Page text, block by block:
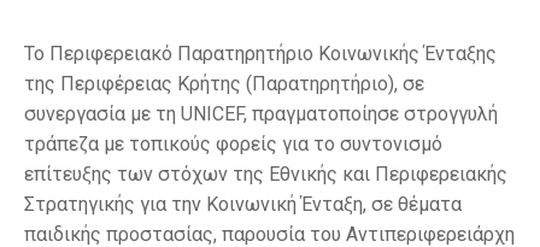
Το Περιφερειακό Παρατηρητήριο Κοινωνικής Ένταξης
της Περιφέρειας Κρήτης (Παρατηρητήριο), σε
συνεργασία με τη UNICEF, πραγματοποίησε στρογγυλή
τράπεζα με τοπικούς φορείς για το συντονισμό
επίτευξης των στόχων της Εθνικής και Περιφερειακής
Στρατηγικής για την Κοινωνική Ένταξη, σε θέματα
παιδικής προστασίας, παρουσία του Αντιπεριφερειάρχη